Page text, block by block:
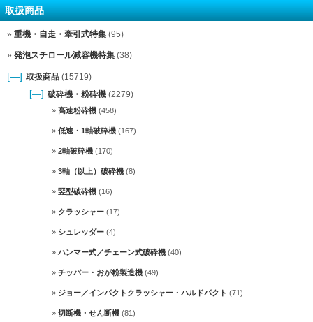
取扱商品
重機・自走・牽引式特集 (95)
発泡スチロール減容機特集 (38)
[—] 取扱商品 (15719)
[—] 破砕機・粉砕機 (2279)
高速粉砕機 (458)
低速・1軸破砕機 (167)
2軸破砕機 (170)
3軸（以上）破砕機 (8)
竪型破砕機 (16)
クラッシャー (17)
シュレッダー (4)
ハンマー式／チェーン式破砕機 (40)
チッパー・おが粉製造機 (49)
ジョー／インパクトクラッシャー・ハルドパクト (71)
切断機・せん断機 (81)